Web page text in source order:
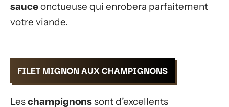
sauceonctueuse qui enrobera parfaitement
votre viande.
FILET MIGNON AUX CHAMPIGNONS
Leschampignonssont d’excellents